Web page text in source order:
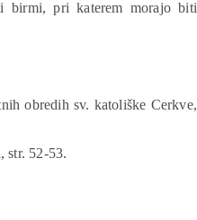
birmi, pri katerem morajo biti
obredih sv. katoliške Cerkve,
str. 52-53.